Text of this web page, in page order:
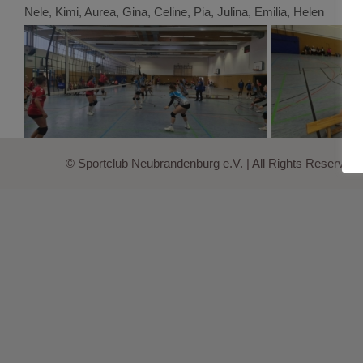
Nele, Kimi, Aurea, Gina, Celine, Pia, Julina, Emilia, Helen
© Sportclub Neubrandenburg e.V. | All Rights Reserved